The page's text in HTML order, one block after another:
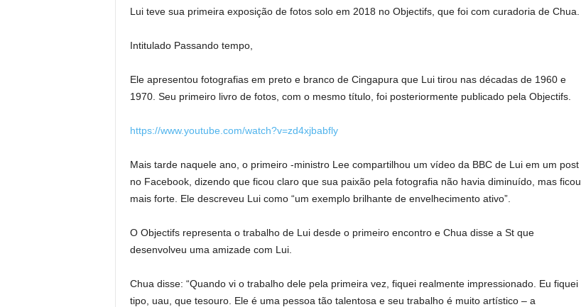
Lui teve sua primeira exposição de fotos solo em 2018 no Objectifs, que foi com curadoria de Chua.
Intitulado Passando tempo,
Ele apresentou fotografias em preto e branco de Cingapura que Lui tirou nas décadas de 1960 e
1970. Seu primeiro livro de fotos, com o mesmo título, foi posteriormente publicado pela Objectifs.
https://www.youtube.com/watch?v=zd4xjbabfly
Mais tarde naquele ano, o primeiro -ministro Lee compartilhou um vídeo da BBC de Lui em um post
no Facebook, dizendo que ficou claro que sua paixão pela fotografia não havia diminuído, mas ficou
mais forte. Ele descreveu Lui como “um exemplo brilhante de envelhecimento ativo”.
O Objectifs representa o trabalho de Lui desde o primeiro encontro e Chua disse a St que
desenvolveu uma amizade com Lui.
Chua disse: “Quando vi o trabalho dele pela primeira vez, fiquei realmente impressionado. Eu fiquei
tipo, uau, que tesouro. Ele é uma pessoa tão talentosa e seu trabalho é muito artístico – a